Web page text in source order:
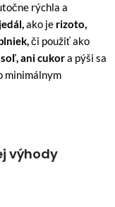
rýchla a
ako je rizoto,
či použiť ako
ani cukora pýši sa
minimálnym
výhody